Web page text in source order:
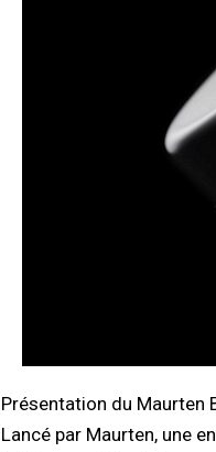
Présentation du Maurten
Lancé par Maurten, une